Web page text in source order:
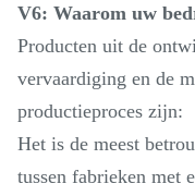
V6: Waarom uw
Producten uit de
vervaardiging en de
productieproces zijn:
Het is de meest
tussen fabrieken met